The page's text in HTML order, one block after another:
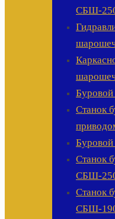
СБШ-
Станок
Станок
СБШ-
Станок
СБШ-